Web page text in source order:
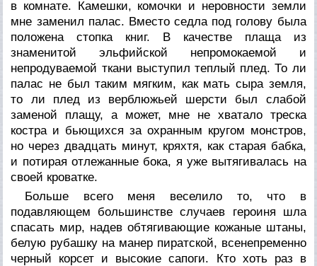
в комнате. Камешки, комочки и неровности земли
мне заменил палас. Вместо седла под голову была
положена стопка книг. В качестве плаща из
знаменитой эльфийской непромокаемой и
непродуваемой ткани выступил теплый плед. То ли
палас не был таким мягким, как мать сыра земля,
то ли плед из верблюжьей шерсти был слабой
заменой плащу, а может, мне не хватало треска
костра и бьющихся за охранным кругом монстров,
но через двадцать минут, кряхтя, как старая бабка,
и потирая отлежанные бока, я уже вытягивалась на
своей кроватке.
Больше всего меня веселило то, что в
подавляющем большинстве случаев героиня шла
спасать мир, надев обтягивающие кожаные штаны,
белую рубашку на манер пиратской, всенепременно
черный корсет и высокие сапоги. Кто хоть раз в